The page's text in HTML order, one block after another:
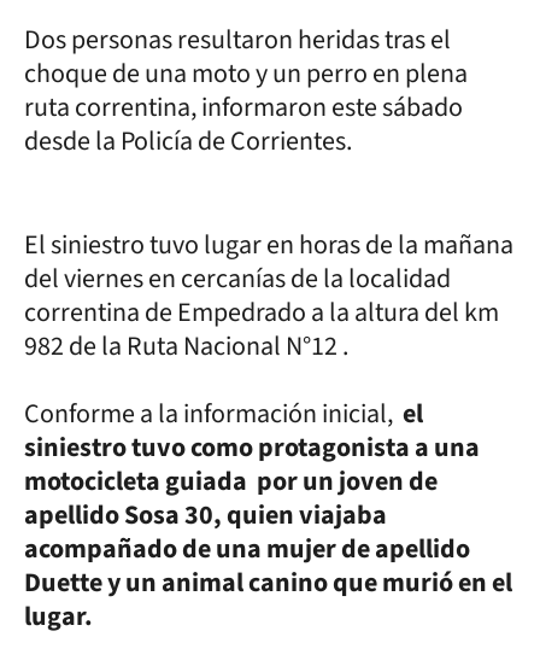
Dos personas resultaron heridas tras el
choque de una moto y un perro en plena
ruta correntina, informaron este sábado
desde la Policía de Corrientes.
El siniestro tuvo lugar en horas de la mañana
del viernes en cercanías de la localidad
correntina de Empedrado a la altura del km
982 de la Ruta Nacional N°12 .
Conforme a la información inicial, el
siniestro tuvo como protagonista a una
motocicleta guiada por un joven de
apellido Sosa 30, quien viajaba
acompañado de una mujer de apellido
Duette y un animal canino que murió en el
lugar.